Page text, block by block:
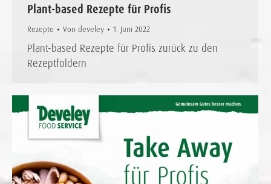
Plant-based Rezepte für Profis
Rezepte Von develey 1. Juni 2022
Plant-based Rezepte für Profis zurück zu den
Rezeptfoldern